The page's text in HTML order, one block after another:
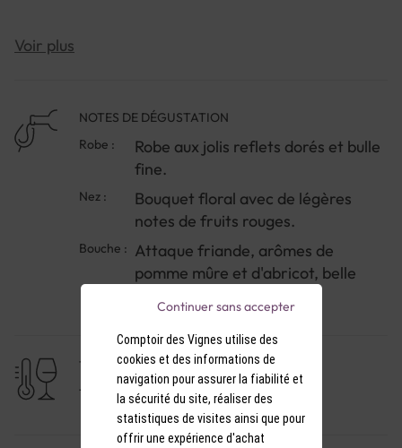
NOTE DE DEGUSTATION :
Arômes : Bouquet floral avec de légères notes de
fruits rouges.
Saveurs : Attaque friande, arômes de pomme mûre
et d'abricot, belle longueur.
Voir plus
NOTES DE DÉGUSTATION
Robe :
Robe aux jolis reflets dorés et bulle
fine.
Nez :
Bouquet floral avec de légères
notes de fruits rouges.
Bouche : Attaque friande, arômes de
pomme mûre et d'abricot, belle
TEMPÉRATURE DE SERVICE
11-12°C
Comptoir des Vignes utilise des
cookies et des informations de
navigation pour assurer la fiabilité et
la sécurité du site, réaliser des
statistiques de visites ainsi que pour
offrir une expérience d'achat
Continuer sans accepter